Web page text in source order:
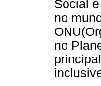
Social
no
no